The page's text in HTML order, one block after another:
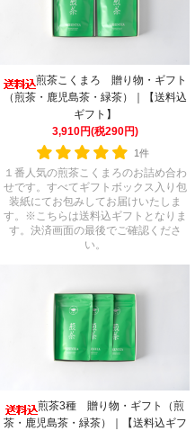
煎茶こくまろ 贈り物・ギフト
（煎茶・鹿児島茶・緑茶）｜【送料込
ギフト】
3,910円(税290円)
1件
１番人気の煎茶こくまろのお詰め合わ
せです。すべてギフトボックス入り包
装紙にてお包みしてお届けいたしま
す。※こちらは送料込ギフトとなりま
す。決済画面の最後でご確認くださ
い。
煎茶3種 贈り物・ギフト（煎
茶・鹿児島茶・緑茶）｜【送料込ギフ